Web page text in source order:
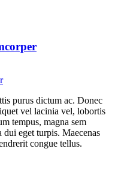
purus dictum ac. Donec
vel lacinia vel, lobortis
tempus, magna sem
eget turpis. Maecenas
congue tellus.